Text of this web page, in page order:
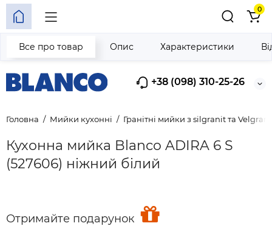
+38 (098) 310-25-26
0
Головна Мийки кухонні Гранітні мийки з silgranit та
Кухонна мийка Blanco ADIRA 6 S
(527606) ніжний білий
Отримайте подарунок
Все про товар Опис Характеристики